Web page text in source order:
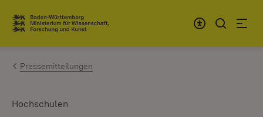
Zum Inhalt springen
Link zur Startseite
Pressemitteilungen
Hochschulen